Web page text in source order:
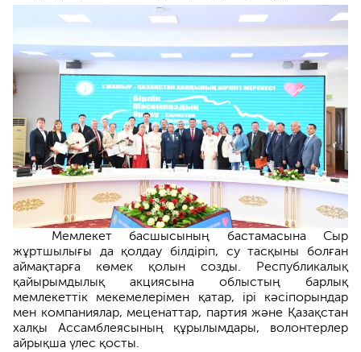
Мемлекет басшысының бастамасына Сыр
жұртшылығы да қолдау білдіріп, су тасқыны болған
аймақтарға көмек қолын созды. Республикалық
қайырымдылық акциясына облыстың барлық
мемлекеттік мекемелерімен қатар, ірі кәсіпорындар
мен компаниялар, меценаттар, партия және Қазақстан
халқы Ассамблеясының құрылымдары, волонтерлер
айрықша үлес қосты.